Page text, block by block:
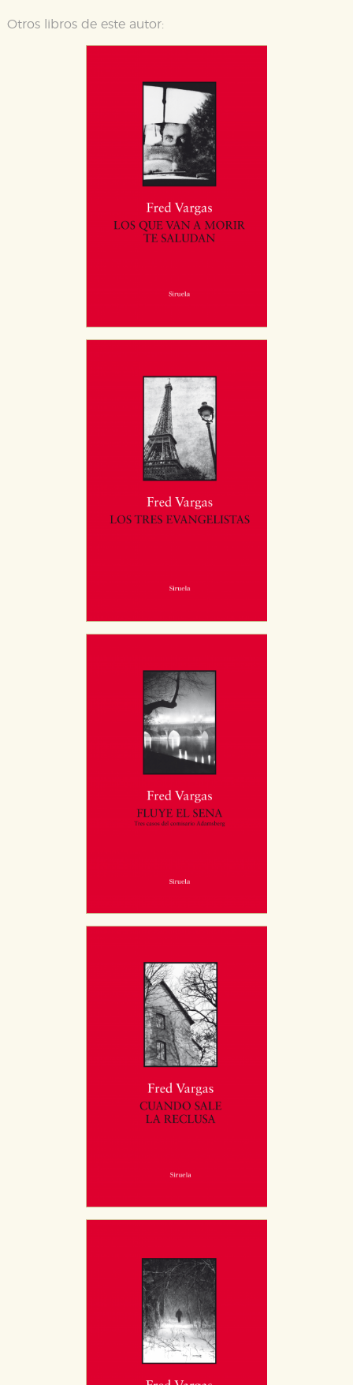
Otros libros de este autor: